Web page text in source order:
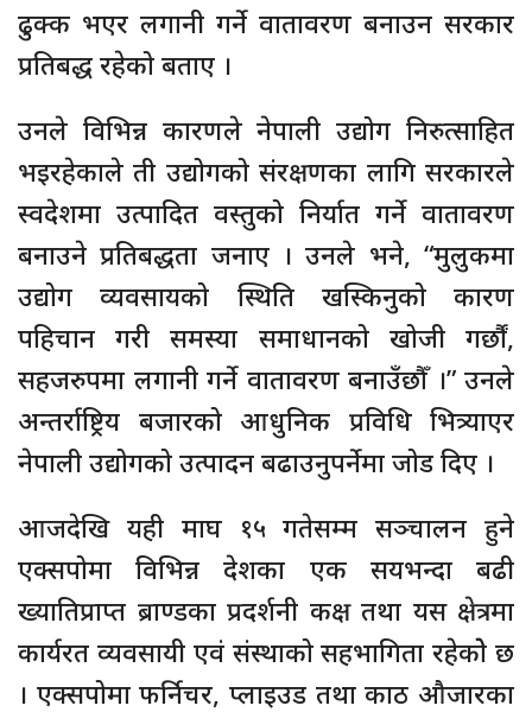
ढुक्क भएर लगानी गर्ने वातावरण बनाउन सरकार
प्रतिबद्ध रहेको बताए ।
उनले विभिन्न कारणले नेपाली उद्योग निरुत्साहित
भइरहेकाले ती उद्योगको संरक्षणका लागि सरकारले
स्वदेशमा उत्पादित वस्तुको निर्यात गर्ने वातावरण
बनाउने प्रतिबद्धता जनाए । उनले भने, “मुलुकमा
उद्योग व्यवसायको स्थिति खस्किनुको कारण
पहिचान गरी समस्या समाधानको खोजी गर्छौं,
सहजरुपमा लगानी गर्ने वातावरण बनाउँछौँ ।” उनले
अन्तर्राष्ट्रिय बजारको आधुनिक प्रविधि भित्र्याएर
नेपाली उद्योगको उत्पादन बढाउनुपर्नेमा जोड दिए ।
आजदेखि यही माघ १५ गतेसम्म सञ्चालन हुने
एक्सपोमा विभिन्न देशका एक सयभन्दा बढी
ख्यातिप्राप्त ब्राण्डका प्रदर्शनी कक्ष तथा यस क्षेत्रमा
कार्यरत व्यवसायी एवं संस्थाको सहभागिता रहेकोे छ
। एक्सपोमा फर्निचर, प्लाइउड तथा काठ औजारका